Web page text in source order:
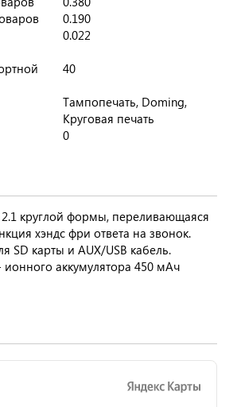
0.190
0.022
40
Тампопечать, Doming,
Круговая печать
0
круглой формы, переливающаяся
хэндс фри ответа на звонок.
SD карты и AUX/USB кабель.
ионного аккумулятора 450 мАч